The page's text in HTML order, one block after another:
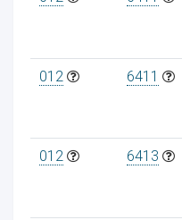
012 6411
012 6413